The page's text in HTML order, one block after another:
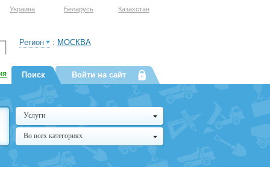
Украина Беларусь Казахстан
Регион : МОСКВА
Поиск Войти на сайт
Услуги
Во всех категориях